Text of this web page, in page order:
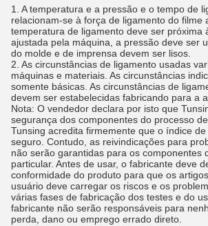
1. A temperatura e a pressão e o tempo de
relacionam-se à força de ligamento do filme
temperatura de ligamento deve ser próxima
ajustada pela máquina, a pressão deve ser
do molde e de imprensa devem ser lisos.
2. As circunstâncias de ligamento usadas
máquinas e materiais. As circunstâncias
somente básicas. As circunstâncias de
devem ser estabelecidas fabricando para a
Nota: O vendedor declara por isto que
segurança dos componentes do processo
Tunsing acredita firmemente que o índice
seguro. Contudo, as reivindicações para
não serão garantidas para os componentes
particular. Antes de usar, o fabricante deve
conformidade do produto para que os
usuário deve carregar os riscos e os
várias fases de fabricação dos testes e do
fabricante não serão responsáveis para
perda, dano ou emprego errado direto.